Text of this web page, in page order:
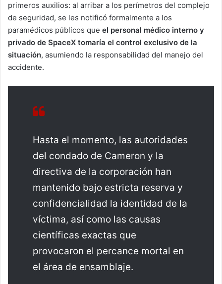
primeros auxilios: al arribar a los perímetros del complejo
de seguridad, se les notificó formalmente a los
paramédicos públicos que el personal médico interno y
privado de SpaceX tomaría el control exclusivo de la
situación, asumiendo la responsabilidad del manejo del
accidente.
Hasta el momento, las autoridades
del condado de Cameron y la
directiva de la corporación han
mantenido bajo estricta reserva y
confidencialidad la identidad de la
víctima, así como las causas
científicas exactas que
provocaron el percance mortal en
el área de ensamblaje.